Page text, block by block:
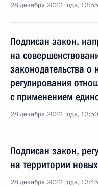
28 декабря 2022 года, 13:55
Подписан закон,
на
законодательства о
регулирования
с применением
28 декабря 2022 года, 13:50
Подписан закон,
на территории
28 декабря 2022 года, 13:45